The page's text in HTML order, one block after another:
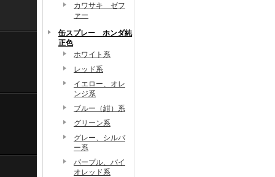
カワサキ ゼフ
ァー
缶スプレー ホンダ純
正色
ホワイト系
レッド系
イエロー、オレ
ンジ系
ブルー（紺）系
グリーン系
グレー、シルバ
ー系
パープル、バイ
オレッド系